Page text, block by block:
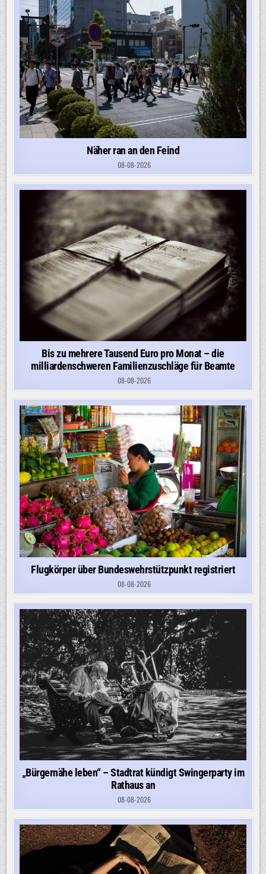
Näher ran an den Feind
08-08-2026
Bis zu mehrere Tausend Euro pro Monat – die
milliardenschweren Familienzuschläge für Beamte
08-08-2026
Flugkörper über Bundeswehrstützpunkt registriert
08-08-2026
„Bürgernähe leben“ – Stadtrat kündigt Swingerparty im
Rathaus an
08-08-2026